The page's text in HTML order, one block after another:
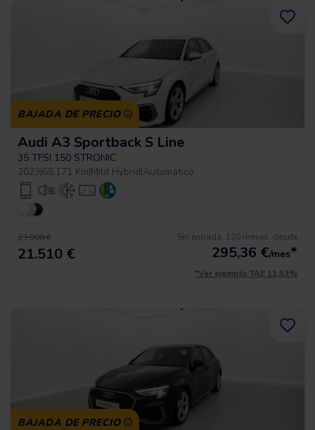
BAJADA DE PRECIO
Audi A3 Sportback S Line
35 TFSI 150 STRONIC
2023|65.171 Km|Mild Hybrid|Automático
23.900 €
21.510 €
Sin entrada, 120 meses, desde
295,36 €/mes*
*Ver ejemplo TAE 11,53%
BAJADA DE PRECIO